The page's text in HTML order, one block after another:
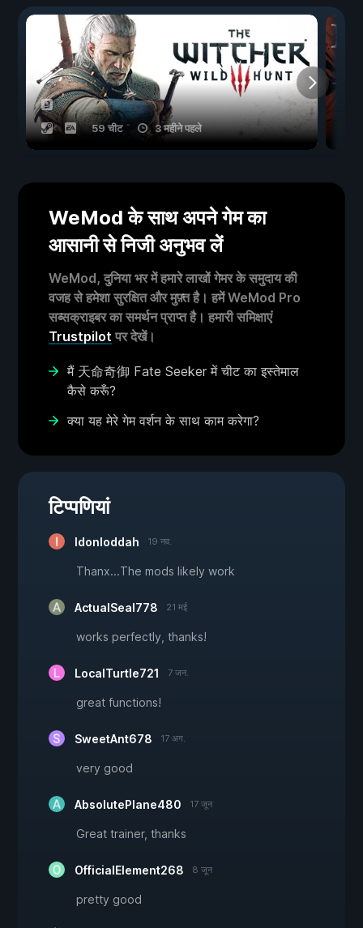
59 चीट 3 महीने पहले
WeMod के साथ अपने गेम का
आसानी से निजी अनुभव लें
WeMod, दुनिया भर में हमारे लाखों गेमर के समुदाय की
वजह से हमेशा सुरक्षित और मुफ़्त है। हमें WeMod Pro
सब्सक्राइबर का समर्थन प्राप्त है। हमारी समिक्षाएं
Trustpilot पर देखें।
मैं 天命奇御 Fate Seeker में चीट का इस्तेमाल
कैसे करूँ?
क्या यह मेरे गेम वर्शन के साथ काम करेगा?
टिप्पणियां
Idonloddah 19 नव.
Thanx...The mods likely work
ActualSeal778 21 मई
works perfectly, thanks!
LocalTurtle721 7 जन.
great functions!
SweetAnt678 17 अग.
very good
AbsolutePlane480 17 जून
Great trainer, thanks
OfficialElement268 8 जून
pretty good